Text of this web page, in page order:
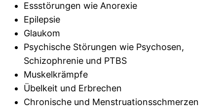
Essstörungen wie Anorexie
Epilepsie
Glaukom
Psychische Störungen wie Psychosen,
Schizophrenie und PTBS
Muskelkrämpfe
Übelkeit und Erbrechen
Chronische und Menstruationsschmerzen